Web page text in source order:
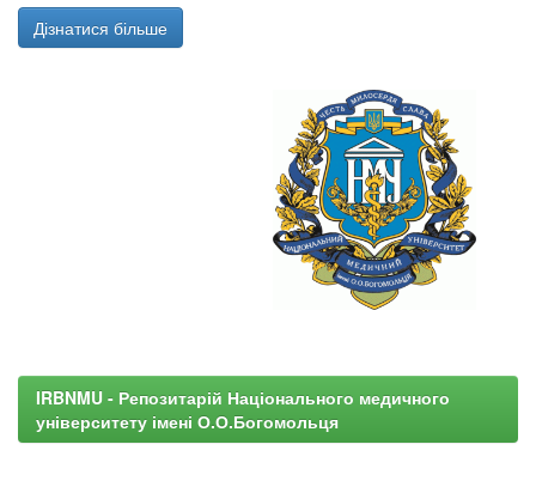
Дізнатися більше
IRBNMU - Репозитарій Національного медичного
університету імені О.О.Богомольця